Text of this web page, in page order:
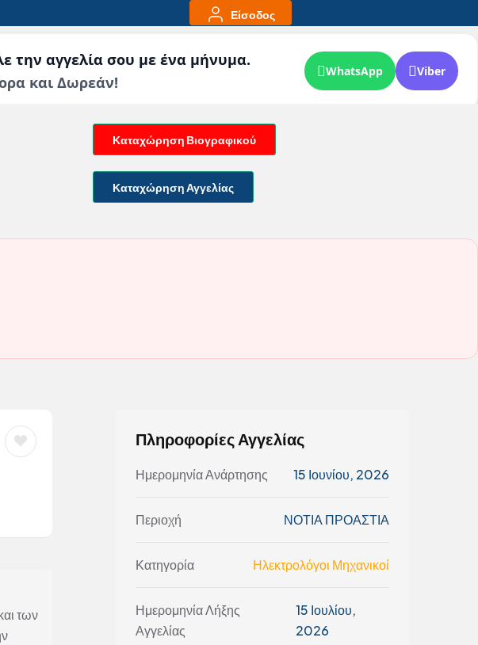
Είσοδος
την αγγελία σου με ένα μήνυμα.
και Δωρεάν!
WhatsApp Viber
Καταχώρηση Βιογραφικού
Καταχώρηση Αγγελίας
των
Πληροφορίες Αγγελίας
Ημερομηνία Ανάρτησης 15 Ιουνίου, 2026
Περιοχή ΝΟΤΙΑ ΠΡΟΑΣΤΙΑ
Κατηγορία Ηλεκτρολόγοι Μηχανικοί
Ημερομηνία Λήξης
Αγγελίας
15 Ιουλίου,
2026